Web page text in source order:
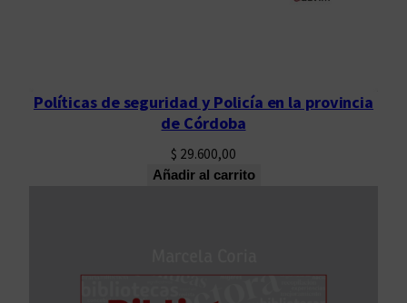
Políticas de seguridad y Policía en la provincia
de Córdoba
$ 29.600,00
Añadir al carrito